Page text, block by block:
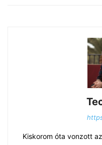
Kiskorom óta vonzott